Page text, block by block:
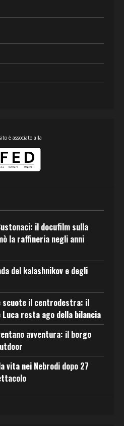
è associato alla
il docufilm sulla
la raffineria negli anni
del kalashnikov e degli
scuote il centrodestra: il
resta ago della bilancia
avventura: il borgo
vita nei Nebrodi dopo 27